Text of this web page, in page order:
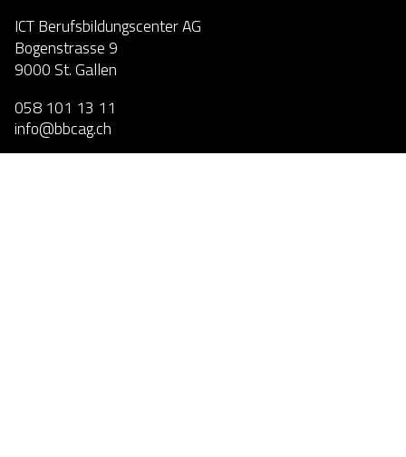
ICT Berufsbildungscenter AG
Bogenstrasse 9
9000 St. Gallen
058 101 13 11
info@bbcag.ch